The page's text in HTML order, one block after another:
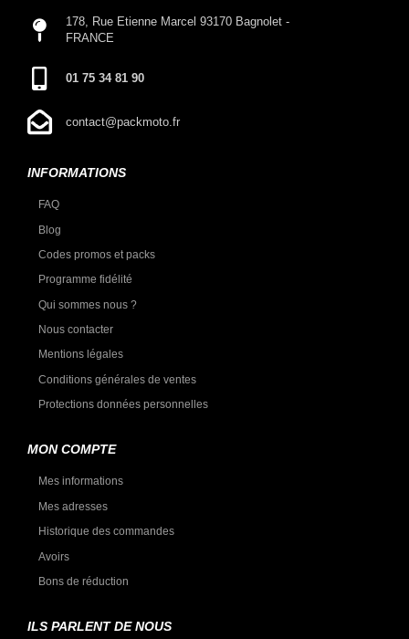
178, Rue Etienne Marcel 93170 Bagnolet -
FRANCE
01 75 34 81 90
contact@packmoto.fr
INFORMATIONS
FAQ
Blog
Codes promos et packs
Programme fidélité
Qui sommes nous ?
Nous contacter
Mentions légales
Conditions générales de ventes
Protections données personnelles
MON COMPTE
Mes informations
Mes adresses
Historique des commandes
Avoirs
Bons de réduction
ILS PARLENT DE NOUS